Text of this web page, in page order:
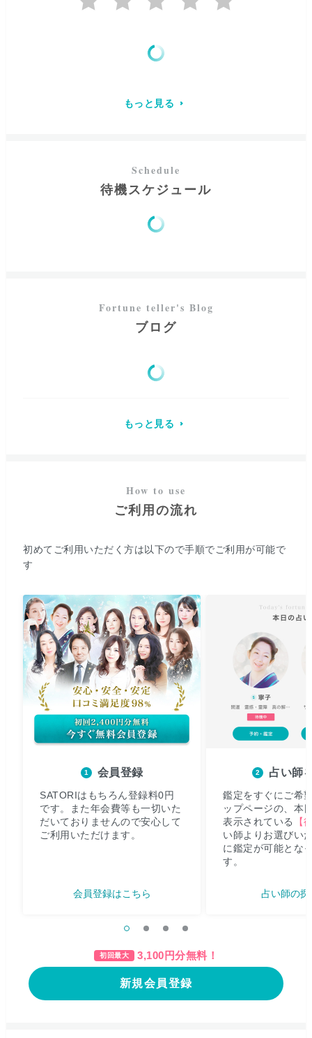
家庭の問題から仕事、事業相談、人間関係」など、幅広く
人生は一度きりの長い旅。誰しも道しるべが必要な時があ
入れるお手伝いが出来れば幸いです。
もっと見る
待機スケジュール
ブログ
もっと見る
ご利用の流れ
初めてご利用いただく方は以下ので手順でご利用が可能で
す
会員登録
SATORIはもちろん登録料0円
です。また年会費等も一切いた
だいておりませんので安心して
ご利用いただけます。
会員登録はこちら
占い師
鑑定をすぐにご希
ップページの、本
表示されている
【
い師よりお選びい
に鑑定が可能とな
す。
占い師の探
初回最大 3,100 円分無料！
新規会員登録